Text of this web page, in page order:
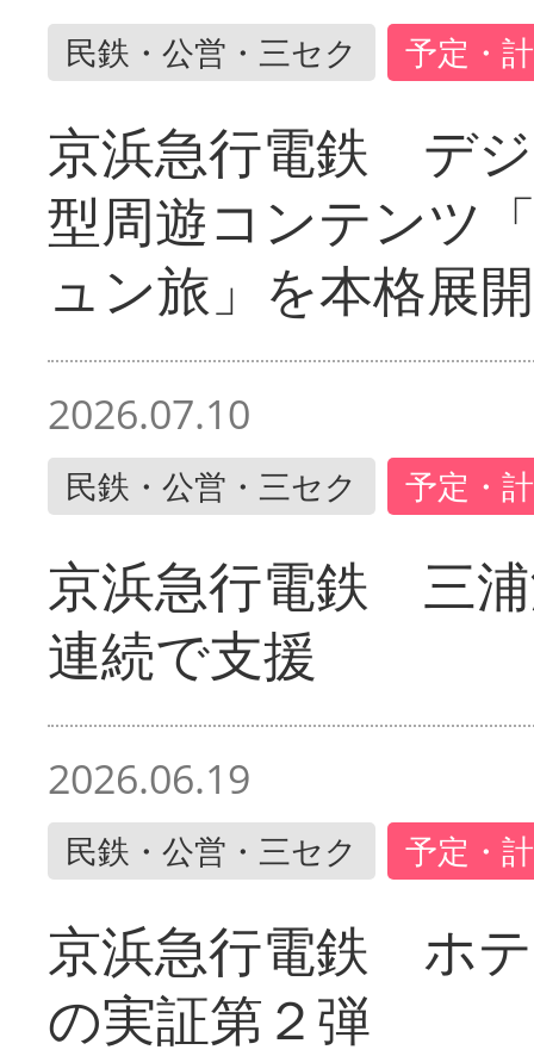
民鉄・公営・三セク 予定・
京浜急行電鉄 デ
型周遊コンテンツ
ュン旅」を本格展開
2026.07.10
民鉄・公営・三セク 予定・
京浜急行電鉄 三
連続で支援
2026.06.19
民鉄・公営・三セク 予定・
京浜急行電鉄 ホ
の実証第２弾